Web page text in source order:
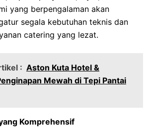
yang berpengalaman akan
segala kebutuhan teknis dan
catering yang lezat.
: Aston Kuta Hotel &
Mewah di Tepi Pantai
Komprehensif